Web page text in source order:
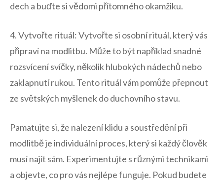
dech a buďte si vědomi‍ přítomného okamžiku.
4. Vytvořte ⁢rituál: Vytvořte‍ si ‌osobní⁢ rituál, který vás
‌připraví na modlitbu. Může to být ⁣například snadné
rozsvícení svíčky, několik hlubokých nádechů nebo
zaklapnutí ‍rukou. Tento rituál vám pomůže přepnout
ze světských myšlenek‌ do duchovního stavu.
Pamatujte si, ‌že nalezení ⁣klidu a soustředění při​
modlitbě je individuální proces, který si každý člověk
musí najít sám. Experimentujte s různými ⁢technikami
a objevte, co pro vás nejlépe funguje. Pokud budete